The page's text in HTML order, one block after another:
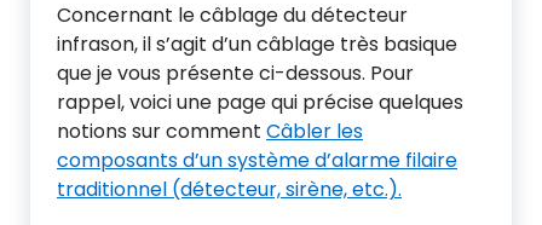
Concernant le câblage du détecteur
infrason, il s’agit d’un câblage très basique
que je vous présente ci-dessous. Pour
rappel, voici une page qui précise quelques
notions sur comment Câbler les
composants d’un système d’alarme filaire
traditionnel (détecteur, sirène, etc.).